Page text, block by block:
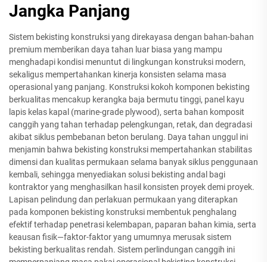
Jangka Panjang
Sistem bekisting konstruksi yang direkayasa dengan bahan-bahan
premium memberikan daya tahan luar biasa yang mampu
menghadapi kondisi menuntut di lingkungan konstruksi modern,
sekaligus mempertahankan kinerja konsisten selama masa
operasional yang panjang. Konstruksi kokoh komponen bekisting
berkualitas mencakup kerangka baja bermutu tinggi, panel kayu
lapis kelas kapal (marine-grade plywood), serta bahan komposit
canggih yang tahan terhadap pelengkungan, retak, dan degradasi
akibat siklus pembebanan beton berulang. Daya tahan unggul ini
menjamin bahwa bekisting konstruksi mempertahankan stabilitas
dimensi dan kualitas permukaan selama banyak siklus penggunaan
kembali, sehingga menyediakan solusi bekisting andal bagi
kontraktor yang menghasilkan hasil konsisten proyek demi proyek.
Lapisan pelindung dan perlakuan permukaan yang diterapkan
pada komponen bekisting konstruksi membentuk penghalang
efektif terhadap penetrasi kelembapan, paparan bahan kimia, serta
keausan fisik—faktor-faktor yang umumnya merusak sistem
bekisting berkualitas rendah. Sistem perlindungan canggih ini